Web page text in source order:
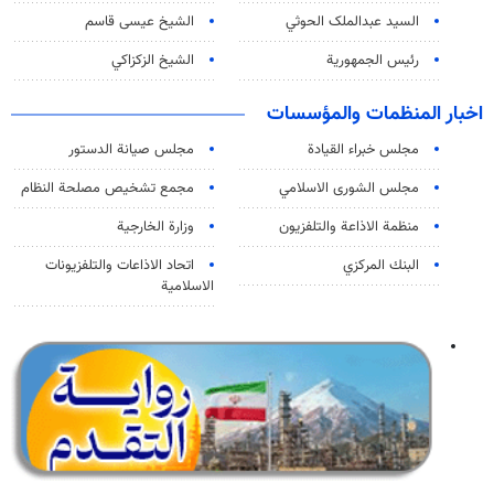
السید عبدالملک الحوثي
الشيخ عيسى قاسم
رئيس الجمهورية
الشيخ الزكزاكي
اخبار المنظمات والمؤسسات
مجلس خبراء القيادة
مجلس صيانة الدستور
مجلس الشورى الاسلامي
مجمع تشخيص مصلحة النظام
منظمة الاذاعة والتلفزیون
وزارة الخارجية
البنك المركزي
اتحاد الاذاعات والتلفزيونات
الاسلامية